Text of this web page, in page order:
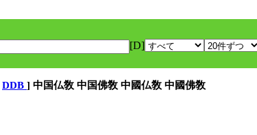
[D]
DDB ] 中国仏敎 中国佛敎 中國仏敎 中國佛敎